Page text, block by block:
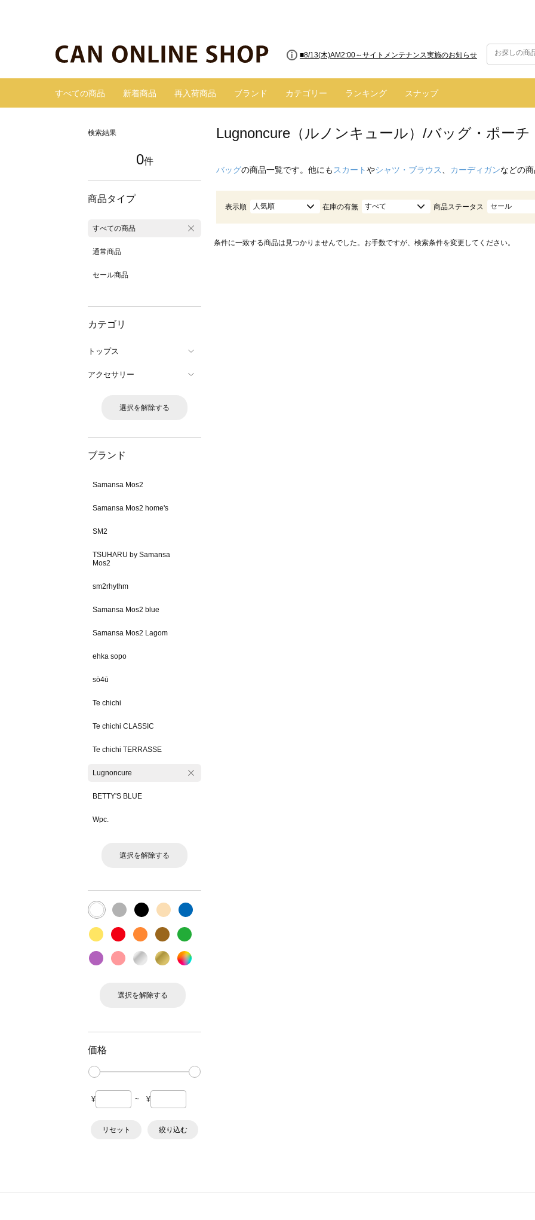
■8/13(木)AM2:00～サイトメンテナンス実施のお知らせ
すべての商品 新着商品 再入荷商品 ブランド カテゴリー ランキング スナップ
検索結果
0件
商品タイプ
すべての商品
通常商品
セール商品
カテゴリ
トップス
アクセサリー
選択を解除する
ブランド
Samansa Mos2
Samansa Mos2 home's
SM2
TSUHARU by Samansa
Mos2
sm2rhythm
Samansa Mos2 blue
Samansa Mos2 Lagom
ehka sopo
sō4ū
Te chichi
Te chichi CLASSIC
Te chichi TERRASSE
Lugnoncure
BETTY'S BLUE
Wpc.
選択を解除する
選択を解除する
価格
¥ ~ ¥
リセット 絞り込む
Lugnoncure（ルノンキュール）/バッグ・ポーチ
バッグの商品一覧です。他にも スカートやシャツ・ブラウス カーディガンなどの
表示順 人気順 在庫の有無 すべて 商品ステータス セール
条件に一致する商品は見つかりませんでした。お手数ですが、検索条件を変更してください。